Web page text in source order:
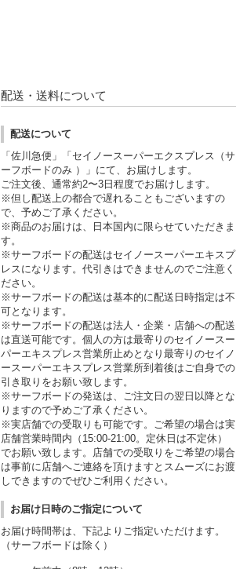
配送・送料について
配送について
「佐川急便」「セイノースーパーエクスプレス（サ
ーフボードのみ ）」にて、お届けします。
ご注文後、通常約2〜3日程度でお届けします。
※但し配送上の都合で遅れることもございますの
で、予めご了承ください。
※商品のお届けは、日本国内に限らせていただきま
す。
※サーフボードの配送はセイノースーパーエキスプ
レスになります。代引きはできませんのでご注意く
ださい。
※サーフボードの配送は基本的に配送日時指定は不
可となります。
※サーフボードの配送は法人・企業・店舗への配送
は直送可能です。個人の方は最寄りのセイノースー
パーエキスプレス営業所止めとなり最寄りのセイノ
ースーパーエキスプレス営業所到着後はご自身での
引き取りをお願い致します。
※サーフボードの発送は、ご注文日の翌日以降とな
りますので予めご了承ください。
※実店舗での受取りも可能です。ご希望の場合は実
店舗営業時間内（15:00-21:00。定休日は不定休）
でお願い致します。店舗での受取りをご希望の場合
は事前に店舗へご連絡を頂けますとスムーズにお渡
しできますのでぜひご利用ください。
お届け日時のご指定について
お届け時間帯は、下記よりご指定いただけます。
（サーフボードは除く）